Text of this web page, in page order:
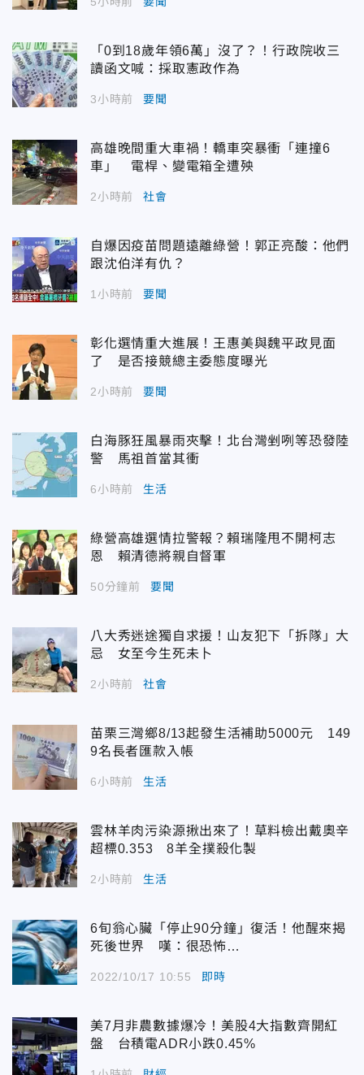
「0到18歲年領6萬」沒了？！行政院收三
讀函文喊：採取憲政作為
3小時前 要聞
高雄晚間重大車禍！轎車突暴衝「連撞6
車」 電桿、變電箱全遭殃
2小時前 社會
自爆因疫苗問題遠離綠營！郭正亮酸：他們
跟沈伯洋有仇？
1小時前 要聞
彰化選情重大進展！王惠美與魏平政見面
了 是否接競總主委態度曝光
2小時前 要聞
白海豚狂風暴雨夾擊！北台灣剉咧等恐發陸
警 馬祖首當其衝
6小時前 生活
綠營高雄選情拉警報？賴瑞隆甩不開柯志
恩 賴清德將親自督軍
50分鐘前 要聞
八大秀迷途獨自求援！山友犯下「拆隊」大
忌 女至今生死未卜
2小時前 社會
苗栗三灣鄉8/13起發生活補助5000元 149
9名長者匯款入帳
6小時前 生活
雲林羊肉污染源揪出來了！草料檢出戴奧辛
超標0.353 8羊全撲殺化製
2小時前 生活
6旬翁心臟「停止90分鐘」復活！他醒來揭
死後世界 嘆：很恐怖…
2022/10/17 10:55 即時
美7月非農數據爆冷！美股4大指數齊開紅
盤 台積電ADR小跌0.45%